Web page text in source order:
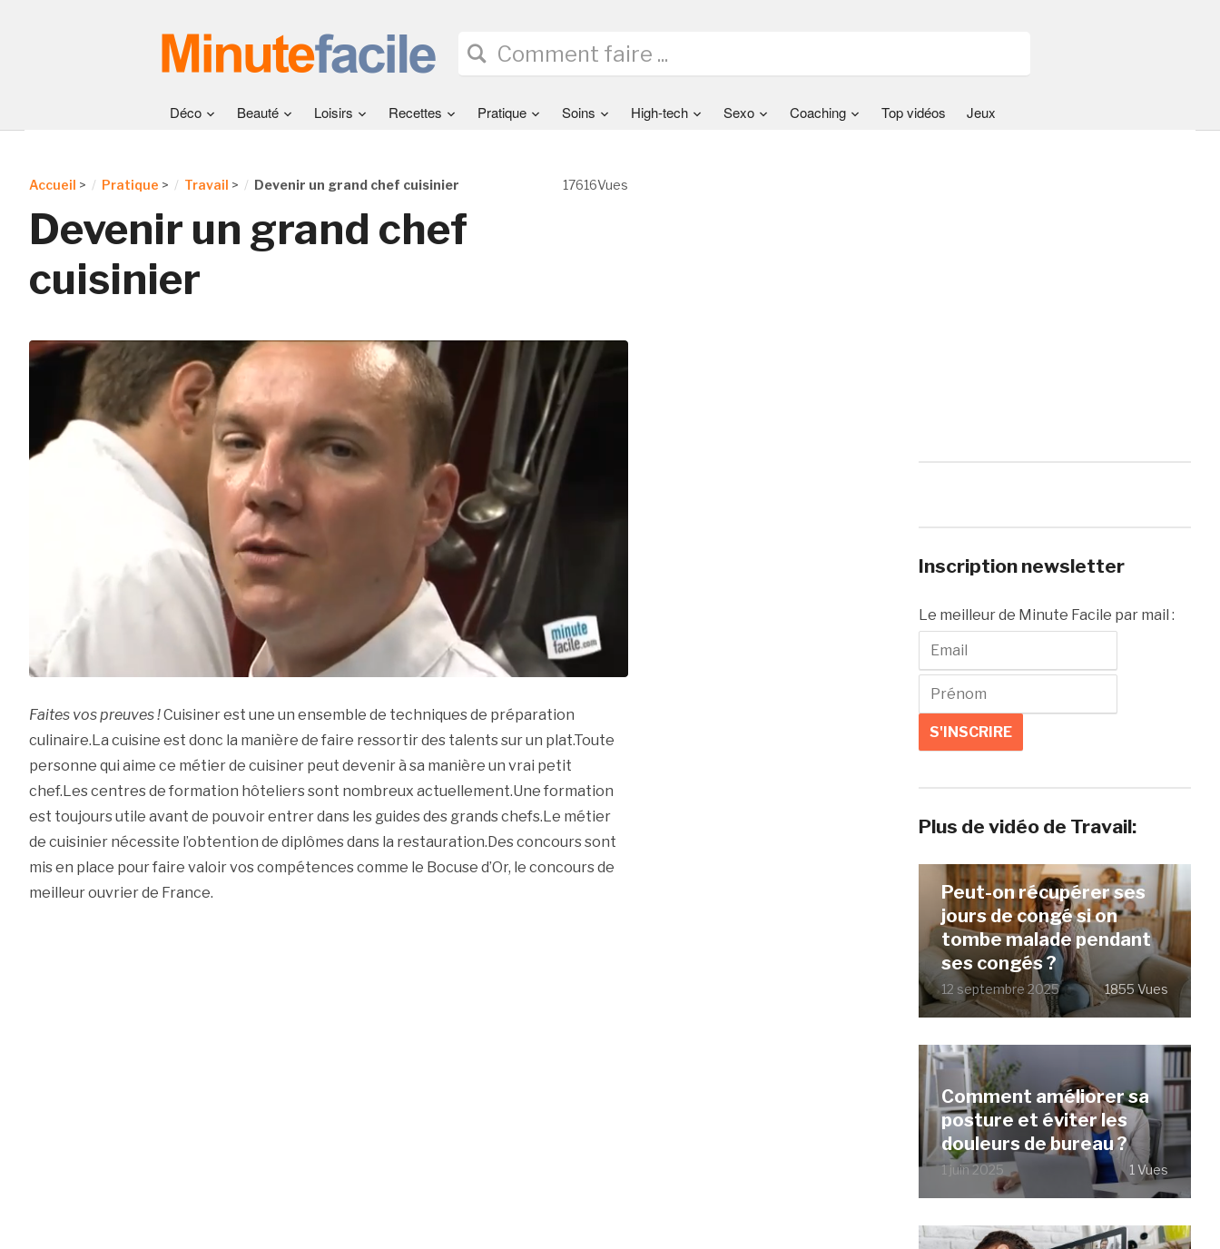
Déco Beauté Loisirs Recettes Pratique Soins High-tech Sexo Coaching Top vidéos Jeux
17616Vues
Accueil > Pratique > Travail > Devenir un grand chef cuisinier
Devenir un grand chef
cuisinier
Faites vos preuves !Cuisiner est une un ensemble de techniques de préparation
culinaire.La cuisine est donc la manière de faire ressortir des talents sur un plat.Toute
personne qui aime ce métier de cuisiner peut devenir à sa manière un vrai petit
chef.Les centres de formation hôteliers sont nombreux actuellement.Une formation
est toujours utile avant de pouvoir entrer dans les guides des grands chefs.Le métier
de cuisinier nécessite l’obtention de diplômes dans la restauration.Des concours sont
mis en place pour faire valoir vos compétences comme le Bocuse d’Or, le concours de
meilleur ouvrier de France.
Inscription newsletter
Le meilleur de Minute Facile par mail :
Plus de vidéo de Travail:
Peut-on récupérer ses
jours de congé si on
tombe malade pendant
ses congés ?
12 septembre 2025 1855 Vues
Comment améliorer sa
posture et éviter les
douleurs de bureau ?
1 juin 2025 1 Vues